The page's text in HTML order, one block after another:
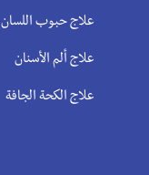
علاج حبوب اللسان
علاج ألم الأسنان
علاج الكحة الجافة